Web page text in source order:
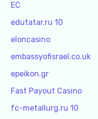
EC
edutatar.ru 10
eloncasino
embassyofisrael.co.uk
epeikon.gr
Fast Payout Casino
fc-metallurg.ru 10